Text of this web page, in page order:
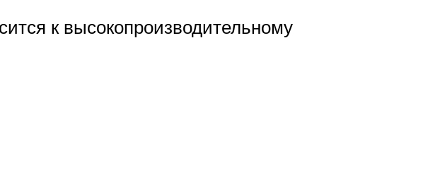
к высокопроизводительному